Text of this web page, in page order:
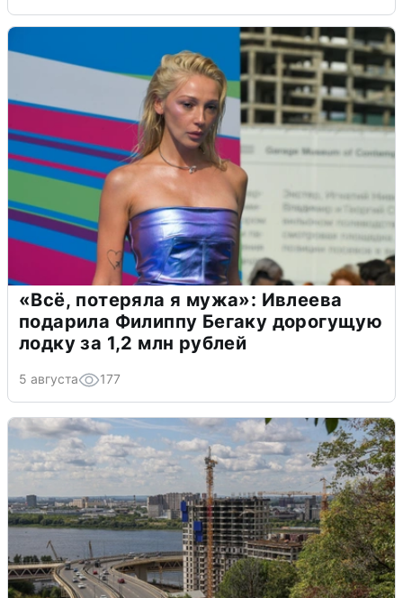
«Всё, потеряла я мужа»: Ивлеева
подарила Филиппу Бегаку дорогущую
лодку за 1,2 млн рублей
5 августа 177